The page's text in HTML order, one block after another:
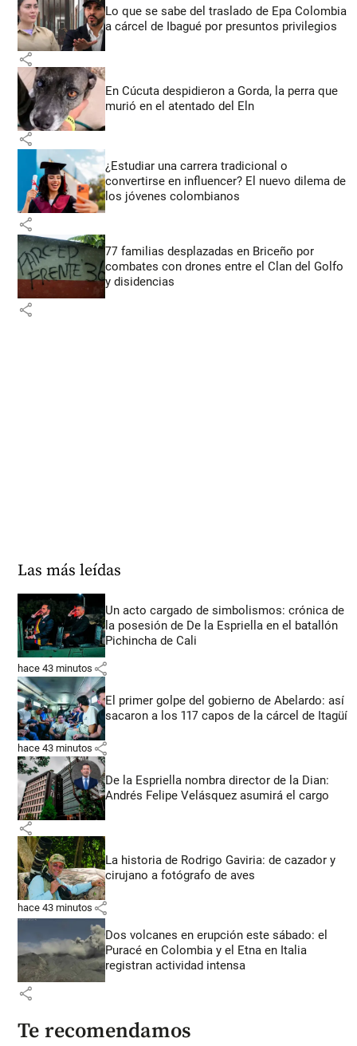
Lo que se sabe del traslado de Epa Colombia
a cárcel de Ibagué por presuntos privilegios
share
En Cúcuta despidieron a Gorda, la perra que
murió en el atentado del Eln
share
¿Estudiar una carrera tradicional o
convertirse en influencer? El nuevo dilema de
los jóvenes colombianos
share
77 familias desplazadas en Briceño por
combates con drones entre el Clan del Golfo
y disidencias
share
Las más leídas
Un acto cargado de simbolismos: crónica de
la posesión de De la Espriella en el batallón
Pichincha de Cali
hace 43 minutos share
El primer golpe del gobierno de Abelardo: así
sacaron a los 117 capos de la cárcel de Itagüí
hace 43 minutos share
De la Espriella nombra director de la Dian:
Andrés Felipe Velásquez asumirá el cargo
share
La historia de Rodrigo Gaviria: de cazador y
cirujano a fotógrafo de aves
hace 43 minutos share
Dos volcanes en erupción este sábado: el
Puracé en Colombia y el Etna en Italia
registran actividad intensa
share
Te recomendamos